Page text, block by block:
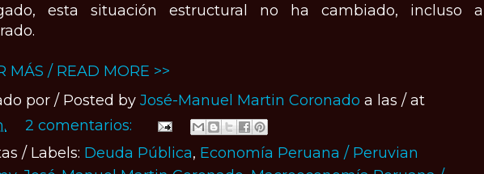
esta situación estructural no ha cambiado, incluso a
MÁS / READ MORE >>
por / Posted by José-Manuel Martin Coronado a las / at
2 comentarios:
/ Labels: Deuda Pública, Economía Peruana / Peruvian